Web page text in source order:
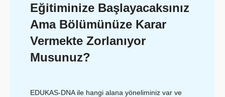
Eğitiminize Başlayacaksınız
Ama Bölümünüze Karar
Vermekte Zorlanıyor
Musunuz?
EDUKAS-DNA ile hangi alana yöneliminiz var ve